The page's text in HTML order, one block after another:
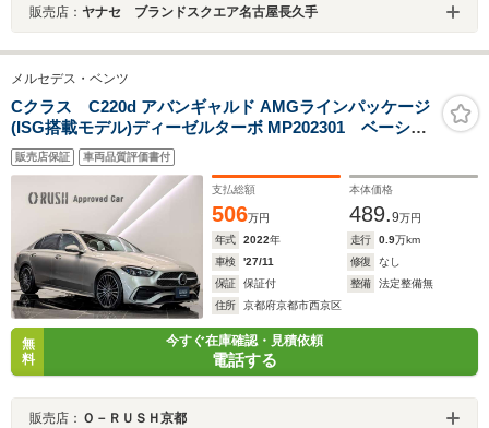
販売店： ヤナセ ブランドスクエア名古屋長久手
メルセデス・ベンツ
Cクラス C220d アバンギャルド AMGラインパッケージ
(ISG搭載モデル)ディーゼルターボ MP202301 ベーシッ
クP HUD サンルーフ 有償カラー
販売店保証 車両品質評価書付
支払総額
506万円
本体価格
489.9万円
年式
2022年 走行 0.9万km
車検
'27/11 修復
なし
保証
保証付 整備
法定整備無
住所
京都府京都市西京区
無
料
今すぐ在庫確認・見積依頼
電話する
販売店： Ｏ－ＲＵＳＨ京都